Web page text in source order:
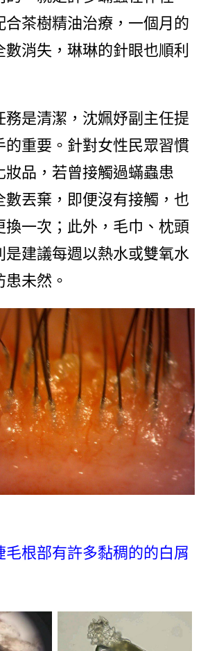
合茶樹精油治療，一個月的
數消失，琳琳的針眼也順利
務是清潔，沈姵妤副主任提
的重要。針對女性民眾習慣
妝品，若曾接觸過蟎蟲患
數丟棄，即便沒有接觸，也
換一次；此外，毛巾、枕頭
是建議每週以熱水或雙氧水
未然。
毛根部有許多黏稠的的白屑